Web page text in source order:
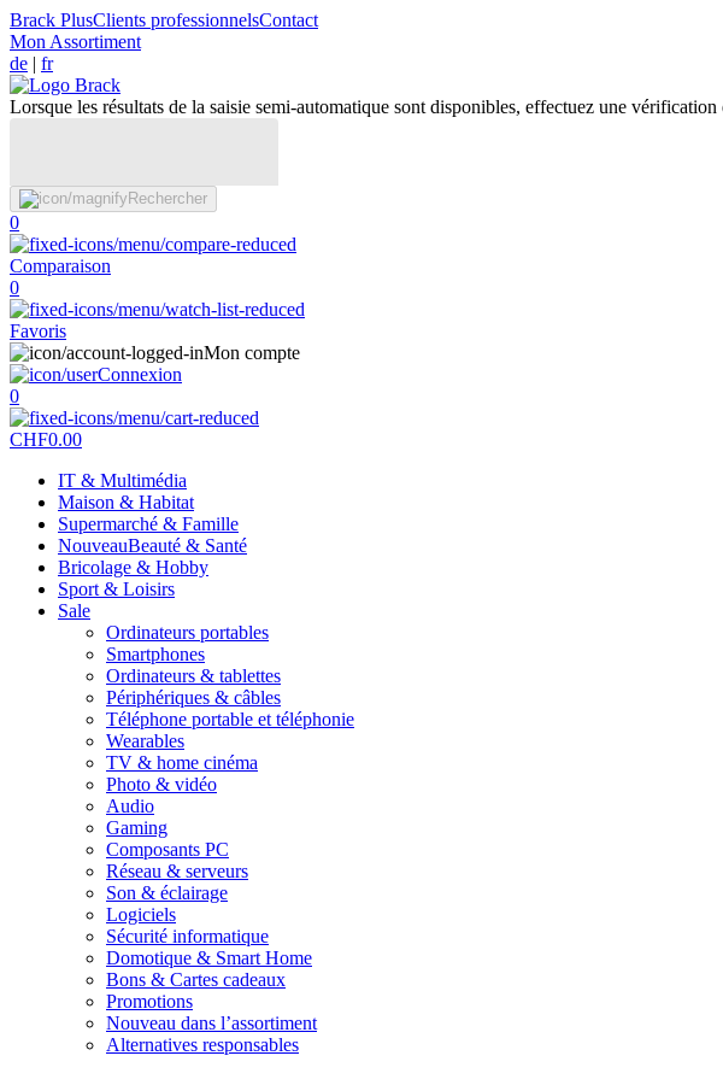
Brack PlusClients professionnelsContact
Mon Assortiment
de | fr
Lorsque les résultats de la saisie semi-automatique sont disponibles, effectuez une
Rechercher
0
Comparaison
0
Favoris
Mon compte
Connexion
0
CHF0.00
IT & Multimédia
Maison & Habitat
Supermarché & Famille
NouveauBeauté & Santé
Bricolage & Hobby
Sport & Loisirs
Sale
Ordinateurs portables
Smartphones
Ordinateurs & tablettes
Périphériques & câbles
Téléphone portable et téléphonie
Wearables
TV & home cinéma
Photo & vidéo
Audio
Gaming
Composants PC
Réseau & serveurs
Son & éclairage
Logiciels
Sécurité informatique
Domotique & Smart Home
Bons & Cartes cadeaux
Promotions
Nouveau dans l’assortiment
Alternatives responsables